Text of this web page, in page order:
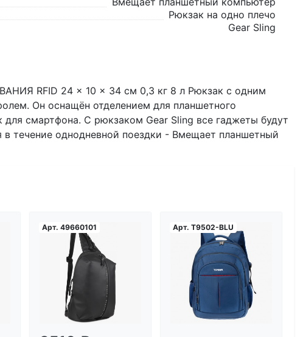
Рюкзак на одно плечо
Gear Sling
RFID 24 x 10 x 34 см 0,3 кг 8 л Рюкзак с одним
Он оснащён отделением для планшетного
смартфона. С рюкзаком Gear Sling все гаджеты будут
течение однодневной поездки - Вмещает планшетный
Арт. 49660101 Арт. T9502-BLU